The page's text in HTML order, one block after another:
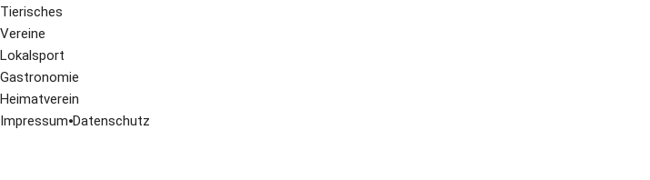
Tierisches
Vereine
Lokalsport
Gastronomie
Heimatverein
Impressum⦁Datenschutz